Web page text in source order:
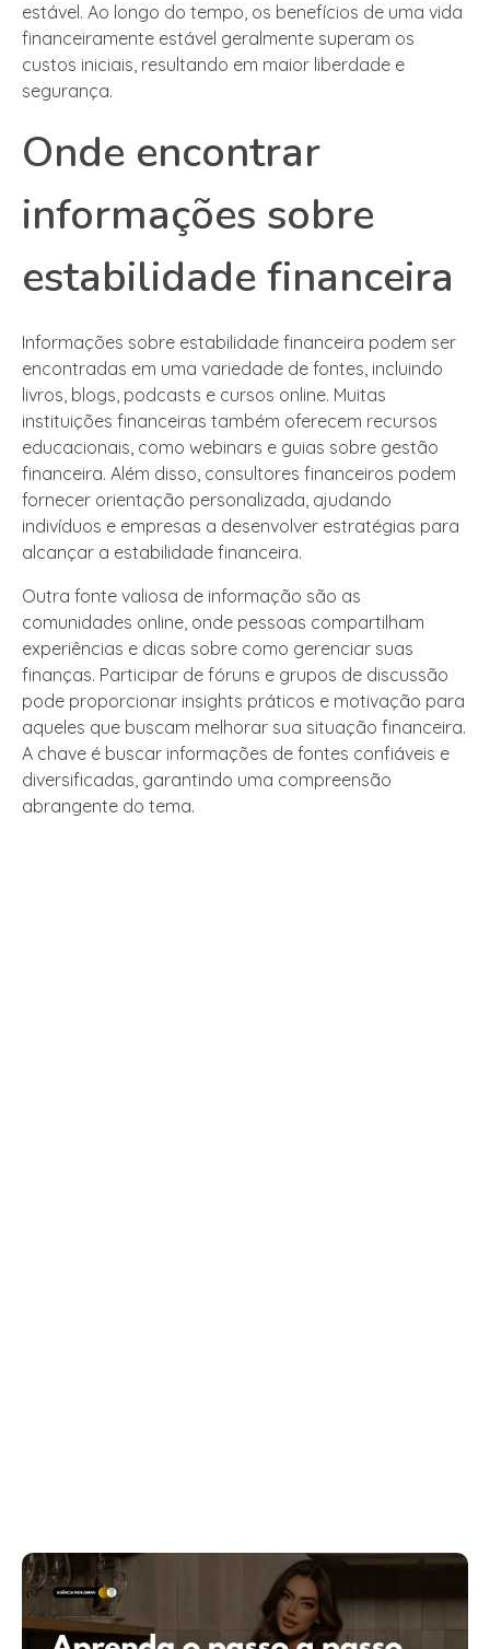
estável. Ao longo do tempo, os benefícios de uma vida
financeiramente estável geralmente superam os
custos iniciais, resultando em maior liberdade e
segurança.
Onde encontrar
informações sobre
estabilidade financeira
Informações sobre estabilidade financeira podem ser
encontradas em uma variedade de fontes, incluindo
livros, blogs, podcasts e cursos online. Muitas
instituições financeiras também oferecem recursos
educacionais, como webinars e guias sobre gestão
financeira. Além disso, consultores financeiros podem
fornecer orientação personalizada, ajudando
indivíduos e empresas a desenvolver estratégias para
alcançar a estabilidade financeira.
Outra fonte valiosa de informação são as
comunidades online, onde pessoas compartilham
experiências e dicas sobre como gerenciar suas
finanças. Participar de fóruns e grupos de discussão
pode proporcionar insights práticos e motivação para
aqueles que buscam melhorar sua situação financeira.
A chave é buscar informações de fontes confiáveis e
diversificadas, garantindo uma compreensão
abrangente do tema.